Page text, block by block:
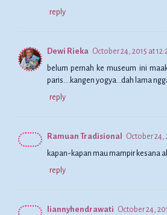
reply
Dewi Rieka October 24, 2015 at
belum pernah ke museum ini
paris....kangen yogya...dah lama
reply
Ramuan Tradisional
October 24,
kapan-kapan mau mampir kesana
reply
liannyhendrawati October 24,